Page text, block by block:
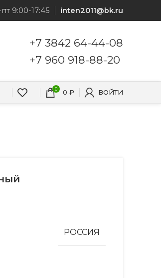
9:00-17:45 inten2011@bk.ru
+7 3842 64-44-08
+7 960 918-88-20
0 0 ₽ ВОЙТИ
РОССИЯ